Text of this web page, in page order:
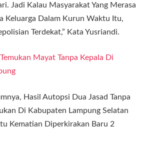
Jadi Kalau Masyarakat Yang Merasa
Keluarga Dalam Kurun Waktu Itu,
Terdekat,” Kata Yusriandi.
Mayat Tanpa Kepala Di
Hasil Autopsi Dua Jasad Tanpa
Di Kabupaten Lampung Selatan
Kematian Diperkirakan Baru 2